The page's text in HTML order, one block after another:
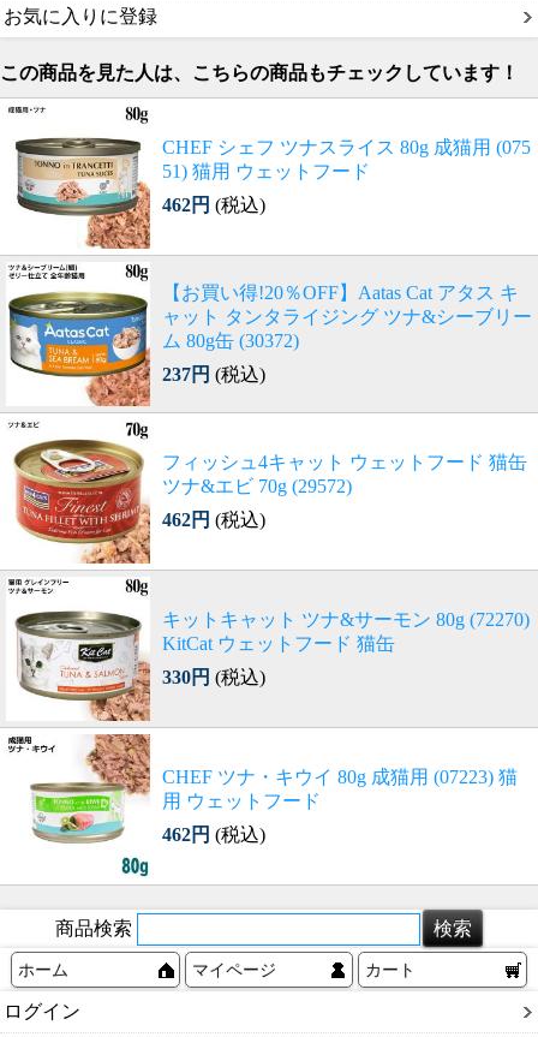
お気に入りに登録
この商品を見た人は、こちらの商品もチェックしています！
CHEF シェフ ツナスライス 80g 成猫用 (075
51) 猫用 ウェットフード
462円 (税込)
【お買い得!20％OFF】Aatas Cat アタス キ
ャット タンタライジング ツナ&シーブリー
ム 80g缶 (30372)
237円 (税込)
フィッシュ4キャット ウェットフード 猫缶
ツナ&エビ 70g (29572)
462円 (税込)
キットキャット ツナ&サーモン 80g (72270)
KitCat ウェットフード 猫缶
330円 (税込)
CHEF ツナ・キウイ 80g 成猫用 (07223) 猫
用 ウェットフード
462円 (税込)
商品検索
ホーム マイページ カート
ログイン